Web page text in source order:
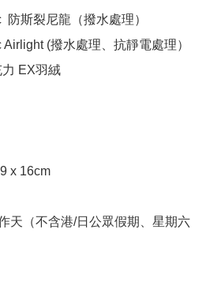
防斯裂尼龍（撥水處理）
(撥水處理、抗靜電處理）
EX羽絨
x 16cm
天（不含港/日公眾假期、星期六